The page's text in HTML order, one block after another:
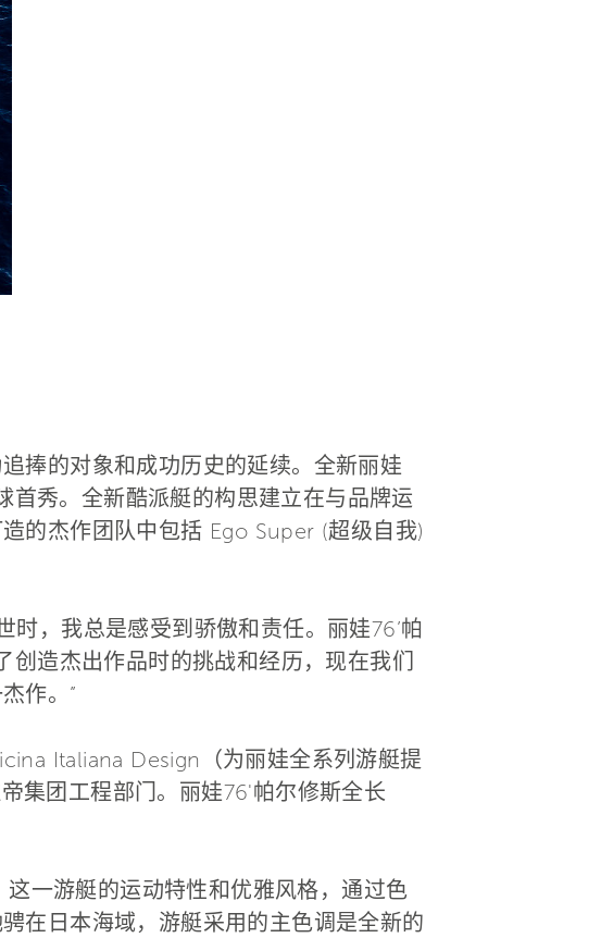
捧的对象和成功历史的延续。全新丽娃
首秀。全新酷派艇的构思建立在与品牌运
的杰作团队中包括 Ego Super (超级自我)
，我总是感受到骄傲和责任。丽娃76’帕
创造杰出作品时的挑战和经历，现在我们
作。”
Italiana Design（为丽娃全系列游艇提
集团工程部门。丽娃76'帕尔修斯全长
这一游艇的运动特性和优雅风格，通过色
在日本海域，游艇采用的主色调是全新的